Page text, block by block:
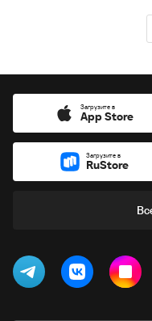
Загрузите в
App Store
Загрузите в
RuStore